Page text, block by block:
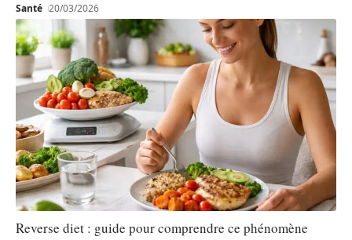
Santé 20/03/2026
Reverse diet : guide pour comprendre ce phénomène